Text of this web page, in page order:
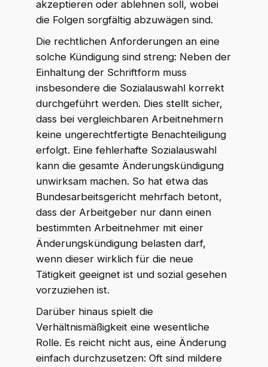
akzeptieren oder ablehnen soll, wobei
die Folgen sorgfältig abzuwägen sind.
Die rechtlichen Anforderungen an eine
solche Kündigung sind streng: Neben der
Einhaltung der Schriftform muss
insbesondere die Sozialauswahl korrekt
durchgeführt werden. Dies stellt sicher,
dass bei vergleichbaren Arbeitnehmern
keine ungerechtfertigte Benachteiligung
erfolgt. Eine fehlerhafte Sozialauswahl
kann die gesamte Änderungskündigung
unwirksam machen. So hat etwa das
Bundesarbeitsgericht mehrfach betont,
dass der Arbeitgeber nur dann einen
bestimmten Arbeitnehmer mit einer
Änderungskündigung belasten darf,
wenn dieser wirklich für die neue
Tätigkeit geeignet ist und sozial gesehen
vorzuziehen ist.
Darüber hinaus spielt die
Verhältnismäßigkeit eine wesentliche
Rolle. Es reicht nicht aus, eine Änderung
einfach durchzusetzen: Oft sind mildere